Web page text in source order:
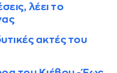
λέει το
ακτές του